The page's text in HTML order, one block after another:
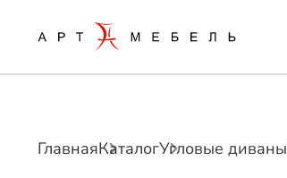
ГлавнаяКаталогУгловые диваны